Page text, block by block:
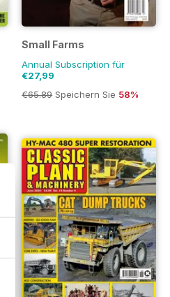
Small Farms
Annual Subscription für
€27,99
€65.89Speichern Sie 58%